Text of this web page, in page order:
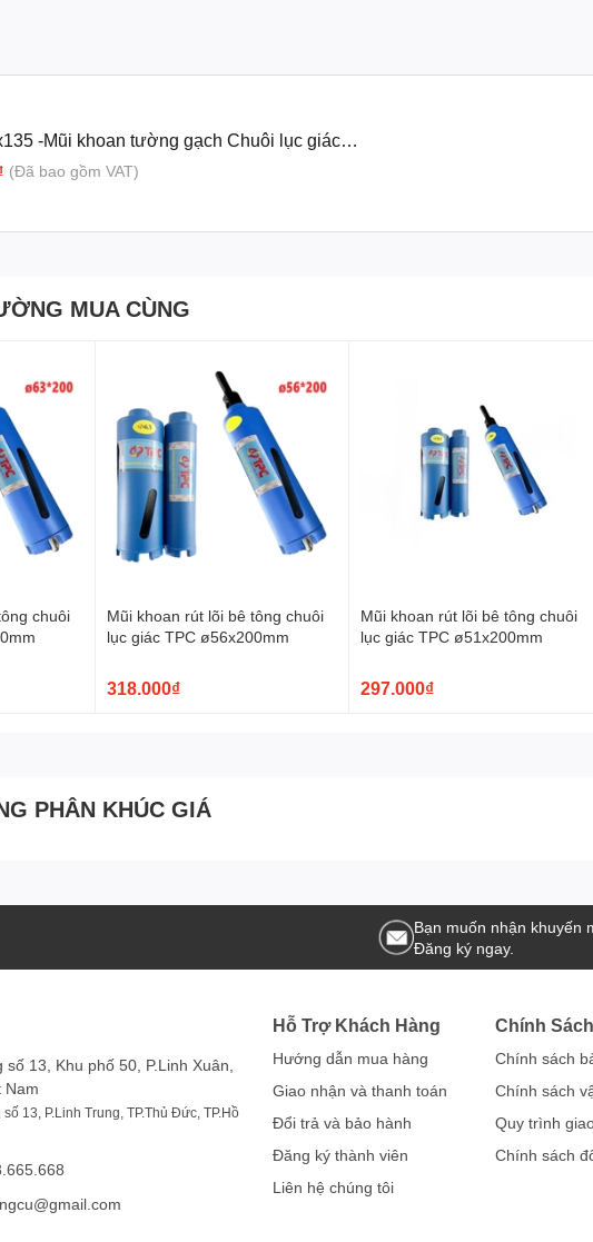
-Mũi khoan tường gạch Chuôi lục giác
Type)
(Đã bao gồm VAT)
MUA CÙNG
chuôi
Mũi khoan rút lõi bê tông chuôi
lục giác TPC ø56x200mm
318.000₫
Mũi khoan rút lõi bê tông chuôi
lục giác TPC ø51x200mm
297.000₫
PHÂN KHÚC GIÁ
Bạn muốn nhận khuyến
Đăng ký ngay.
13, Khu phố 50, P.Linh Xuân,
Nam
13, P.Linh Trung, TP.Thủ Đức, TP.Hồ
Hỗ Trợ Khách Hàng
Hướng dẫn mua hàng
Giao nhận và thanh toán
Đổi trả và bảo hành
Đăng ký thành viên
Liên hệ chúng tôi
Chính Sách
Chính sách
Chính sách
Quy trình
Chính sách